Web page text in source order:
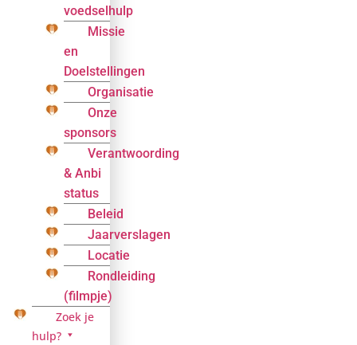
voedselhulp
Missie
en
Doelstellingen
Organisatie
Onze
sponsors
Verantwoording
& Anbi
status
Beleid
Jaarverslagen
Locatie
Rondleiding
(filmpje)
Zoek je
hulp?